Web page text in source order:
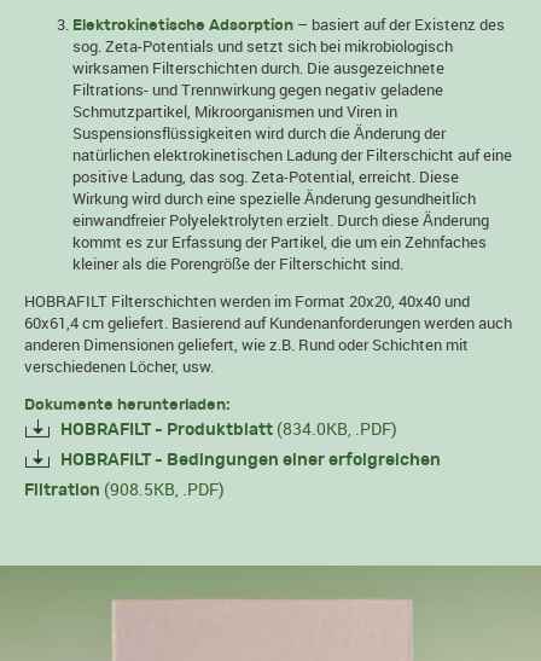
Elektrokinetische Adsorption – basiert auf der Existenz des
sog. Zeta-Potentials und setzt sich bei mikrobiologisch
wirksamen Filterschichten durch. Die ausgezeichnete
Filtrations- und Trennwirkung gegen negativ geladene
Schmutzpartikel, Mikroorganismen und Viren in
Suspensionsflüssigkeiten wird durch die Änderung der
natürlichen elektrokinetischen Ladung der Filterschicht auf eine
positive Ladung, das sog. Zeta-Potential, erreicht. Diese
Wirkung wird durch eine spezielle Änderung gesundheitlich
einwandfreier Polyelektrolyten erzielt. Durch diese Änderung
kommt es zur Erfassung der Partikel, die um ein Zehnfaches
kleiner als die Porengröße der Filterschicht sind.
HOBRAFILT Filterschichten werden im Format 20x20, 40x40 und
60x61,4 cm geliefert. Basierend auf Kundenanforderungen werden auch
anderen Dimensionen geliefert, wie z.B. Rund oder Schichten mit
verschiedenen Löcher, usw.
Dokumente herunterladen:
HOBRAFILT - Produktblatt (834.0KB, .PDF)
HOBRAFILT - Bedingungen einer erfolgreichen
Filtration (908.5KB, .PDF)